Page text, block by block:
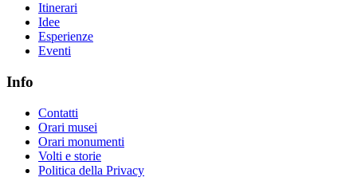
Itinerari
Idee
Esperienze
Eventi
Info
Contatti
Orari musei
Orari monumenti
Volti e storie
Politica della Privacy